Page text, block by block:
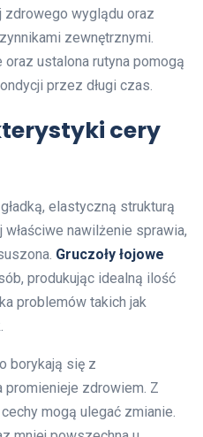
zdrowego wyglądu oraz
zewnętrznymi.
ustalona rutyna pomogą
przez długi czas.
cery
elastyczną strukturą
nawilżenie sprawia,
Gruczoły łojowe
produkując idealną ilość
problemów takich jak
borykają się z
promienieje zdrowiem. Z
mogą ulegać zmianie.